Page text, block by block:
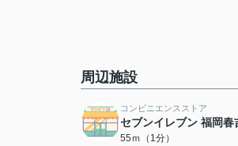
周辺施設
コンビニエンスストア
セブンイレブン 福岡春
55ｍ（1分）